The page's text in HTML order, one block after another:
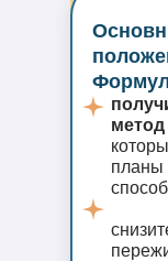
метод
планы